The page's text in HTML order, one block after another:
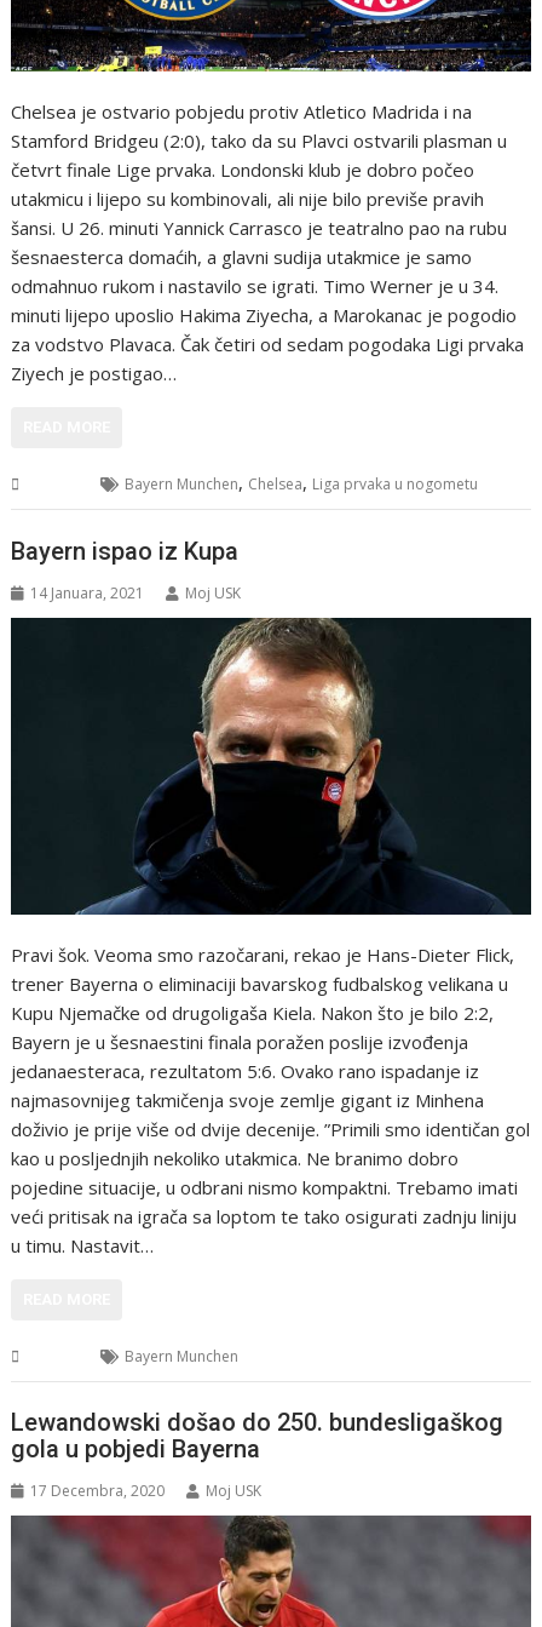
Chelsea je ostvario pobjedu protiv Atletico Madrida i na
Stamford Bridgeu (2:0), tako da su Plavci ostvarili plasman u
četvrt finale Lige prvaka. Londonski klub je dobro počeo
utakmicu i lijepo su kombinovali, ali nije bilo previše pravih
šansi. U 26. minuti Yannick Carrasco je teatralno pao na rubu
šesnaesterca domaćih, a glavni sudija utakmice je samo
odmahnuo rukom i nastavilo se igrati. Timo Werner je u 34.
minuti lijepo uposlio Hakima Ziyecha, a Marokanac je pogodio
za vodstvo Plavaca. Čak četiri od sedam pogodaka Ligi prvaka
Ziyech je postigao…
Bayern Munchen, Chelsea, Liga prvaka u nogometu
Bayern ispao iz Kupa
14 Januara, 2021 Moj USK
Pravi šok. Veoma smo razočarani, rekao je Hans-Dieter Flick,
trener Bayerna o eliminaciji bavarskog fudbalskog velikana u
Kupu Njemačke od drugoligaša Kiela. Nakon što je bilo 2:2,
Bayern je u šesnaestini finala poražen poslije izvođenja
jedanaesteraca, rezultatom 5:6. Ovako rano ispadanje iz
najmasovnijeg takmičenja svoje zemlje gigant iz Minhena
doživio je prije više od dvije decenije. ”Primili smo identičan gol
kao u posljednjih nekoliko utakmica. Ne branimo dobro
pojedine situacije, u odbrani nismo kompaktni. Trebamo imati
veći pritisak na igrača sa loptom te tako osigurati zadnju liniju
u timu. Nastavit…
Bayern Munchen
Lewandowski došao do 250. bundesligaškog
gola u pobjedi Bayerna
17 Decembra, 2020 Moj USK